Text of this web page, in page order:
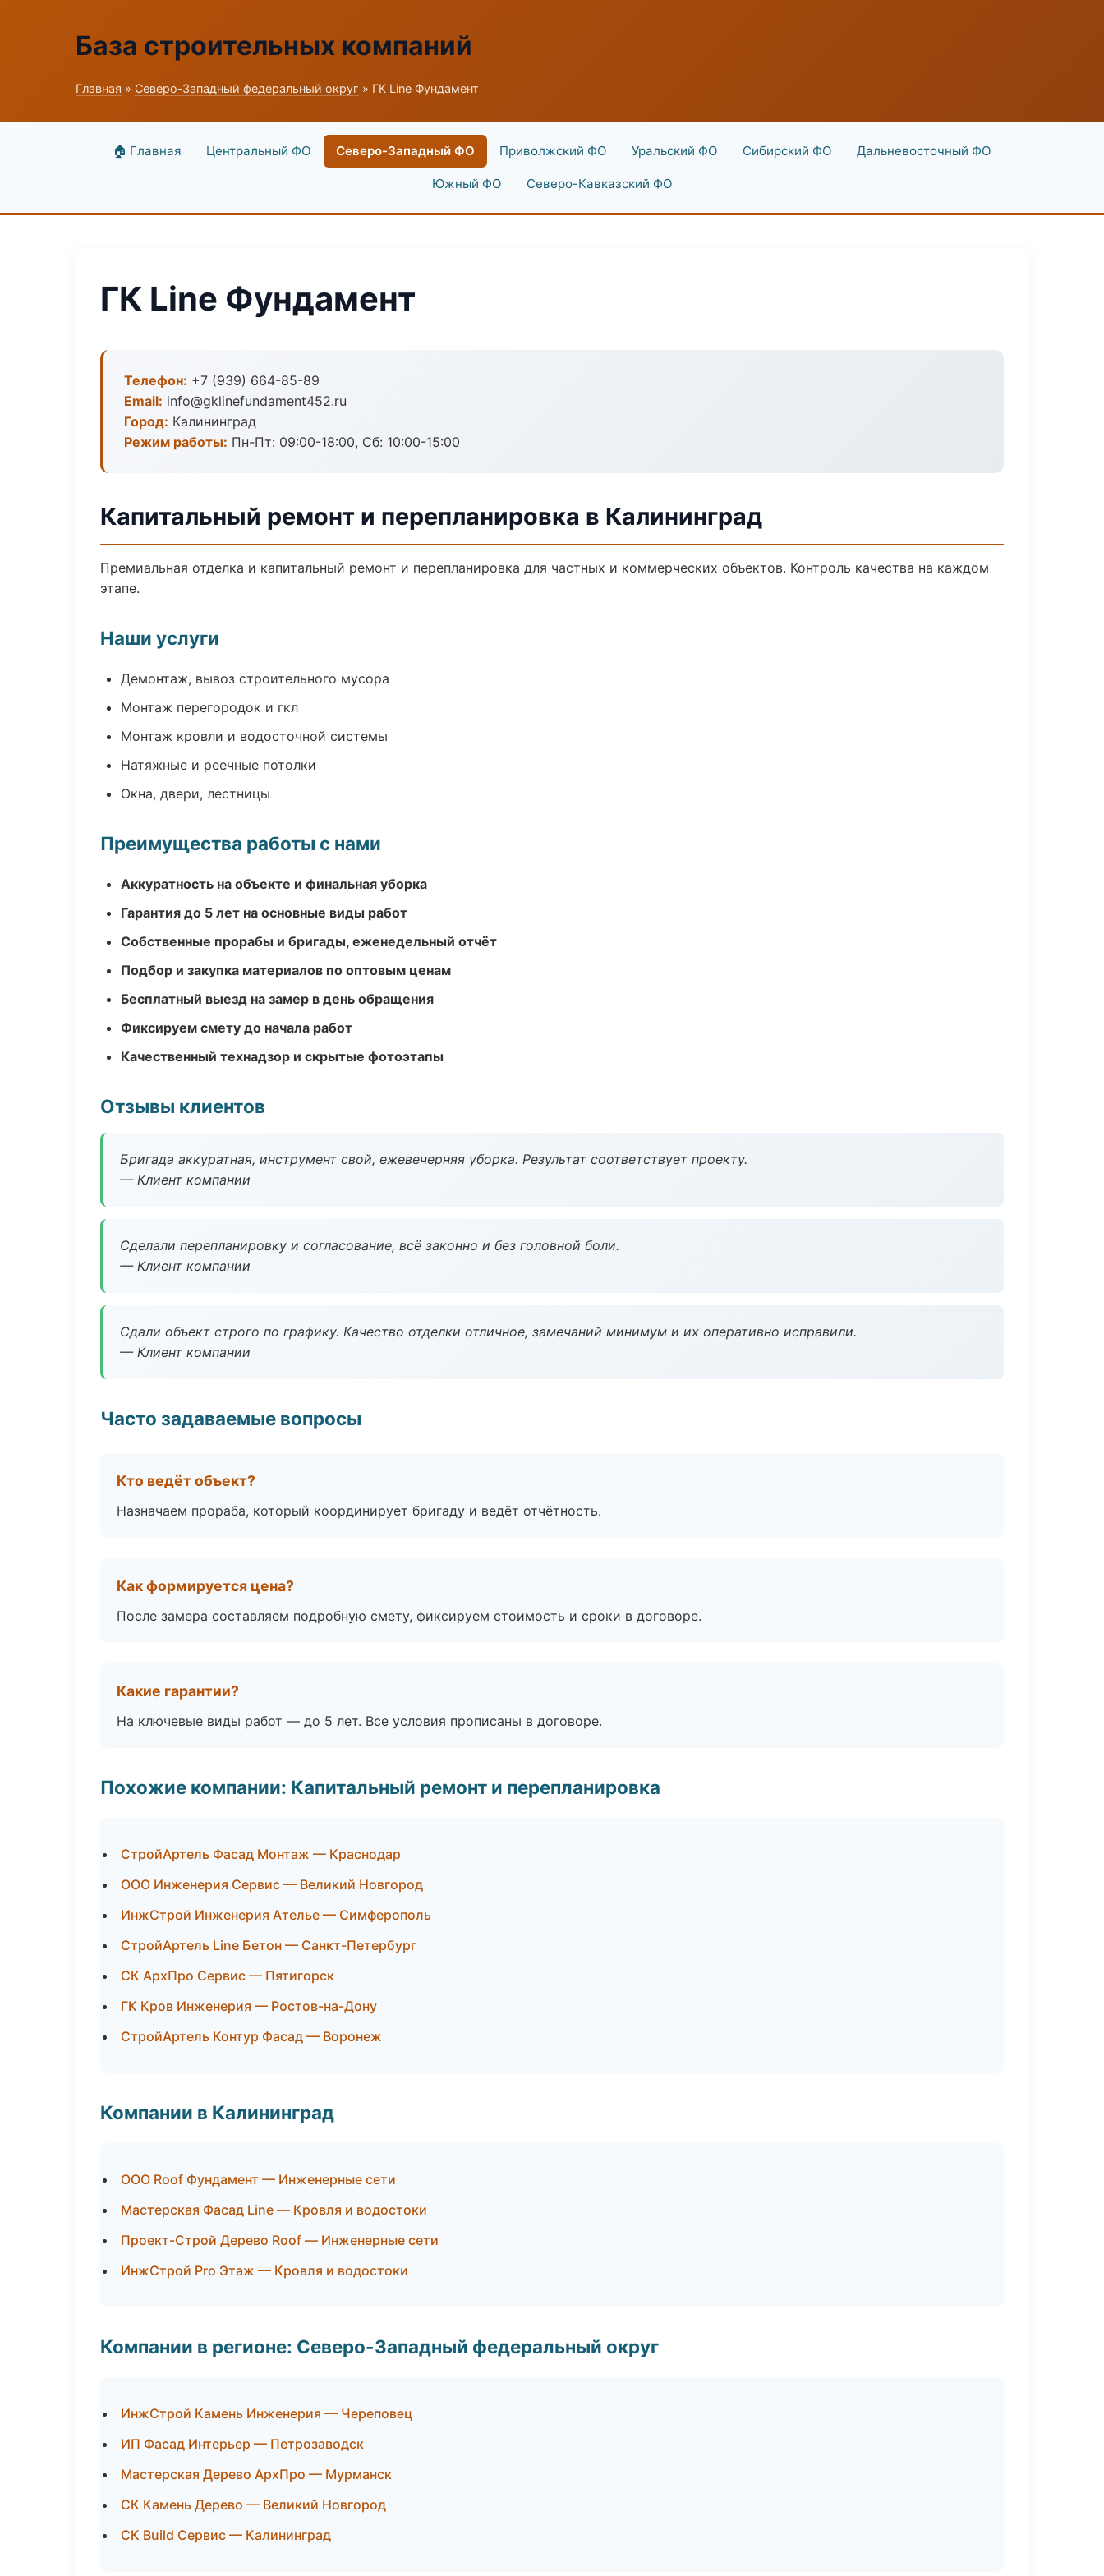
База строительных компаний
Главная » Северо-Западный федеральный округ » ГК Line Фундамент
🏠 Главная Центральный ФО Северо-Западный ФО Приволжский ФО Уральский ФО Сибирский ФО Дальневосточный ФО
Южный ФО Северо-Кавказский ФО
ГК Line Фундамент
Телефон: +7 (939) 664-85-89
Email: info@gklinefundament452.ru
Город: Калининград
Режим работы: Пн-Пт: 09:00-18:00, Сб: 10:00-15:00
Капитальный ремонт и перепланировка в Калининград
Премиальная отделка и капитальный ремонт и перепланировка для частных и коммерческих объектов. Контроль качества на каждом
этапе.
Наши услуги
Демонтаж, вывоз строительного мусора
Монтаж перегородок и гкл
Монтаж кровли и водосточной системы
Натяжные и реечные потолки
Окна, двери, лестницы
Преимущества работы с нами
Аккуратность на объекте и финальная уборка
Гарантия до 5 лет на основные виды работ
Собственные прорабы и бригады, еженедельный отчёт
Подбор и закупка материалов по оптовым ценам
Бесплатный выезд на замер в день обращения
Фиксируем смету до начала работ
Качественный технадзор и скрытые фотоэтапы
Отзывы клиентов
Бригада аккуратная, инструмент свой, ежевечерняя уборка. Результат соответствует проекту.
— Клиент компании
Сделали перепланировку и согласование, всё законно и без головной боли.
— Клиент компании
Сдали объект строго по графику. Качество отделки отличное, замечаний минимум и их оперативно исправили.
— Клиент компании
Часто задаваемые вопросы
Кто ведёт объект?
Назначаем прораба, который координирует бригаду и ведёт отчётность.
Как формируется цена?
После замера составляем подробную смету, фиксируем стоимость и сроки в договоре.
Какие гарантии?
На ключевые виды работ — до 5 лет. Все условия прописаны в договоре.
Похожие компании: Капитальный ремонт и перепланировка
СтройАртель Фасад Монтаж — Краснодар
ООО Инженерия Сервис — Великий Новгород
ИнжСтрой Инженерия Ателье — Симферополь
СтройАртель Line Бетон — Санкт-Петербург
СК АрхПро Сервис — Пятигорск
ГК Кров Инженерия — Ростов-на-Дону
СтройАртель Контур Фасад — Воронеж
Компании в Калининград
ООО Roof Фундамент — Инженерные сети
Мастерская Фасад Line — Кровля и водостоки
Проект-Строй Дерево Roof — Инженерные сети
ИнжСтрой Pro Этаж — Кровля и водостоки
Компании в регионе: Северо-Западный федеральный округ
ИнжСтрой Камень Инженерия — Череповец
ИП Фасад Интерьер — Петрозаводск
Мастерская Дерево АрхПро — Мурманск
СК Камень Дерево — Великий Новгород
СК Build Сервис — Калининград